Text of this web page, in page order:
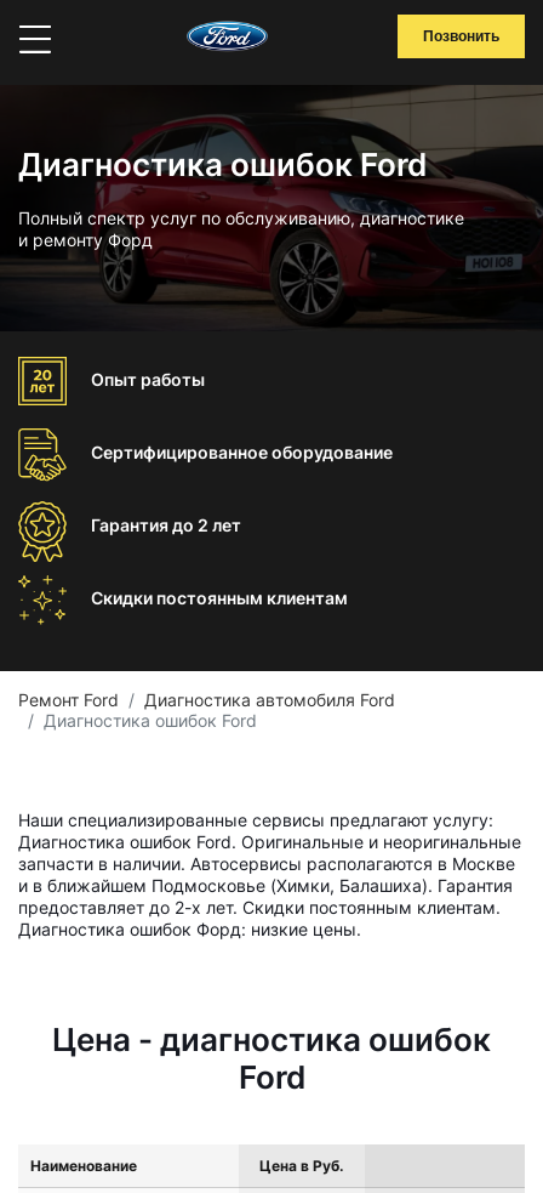
Позвонить
Диагностика ошибок Ford
Полный спектр услуг по обслуживанию, диагностике
и ремонту Форд
Опыт работы
Сертифицированноеоборудование
Гарантиядо 2 лет
Скидки постоянным клиентам
Ремонт Ford
Диагностика автомобиля Ford
Диагностика ошибок Ford
Наши специализированные сервисы предлагают услугу:
Диагностика ошибок Ford. Оригинальные и неоригинальные
запчасти в наличии. Автосервисы располагаются в Москве
и в ближайшем Подмосковье (Химки, Балашиха). Гарантия
предоставляет до 2-х лет. Скидки постоянным клиентам.
Диагностика ошибок Форд: низкие цены.
Цена - диагностика ошибок
Ford
Наименование Цена в Руб.